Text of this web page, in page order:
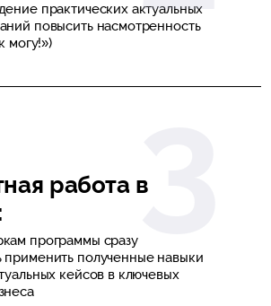
практических актуальных
повысить насмотренность
могу!»)
работа в
программы сразу
применить полученные навыки
кейсов в ключевых